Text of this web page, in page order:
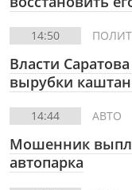
14:50
Власти
вырубки
14:44 АВТО
Мошенник
автопарка